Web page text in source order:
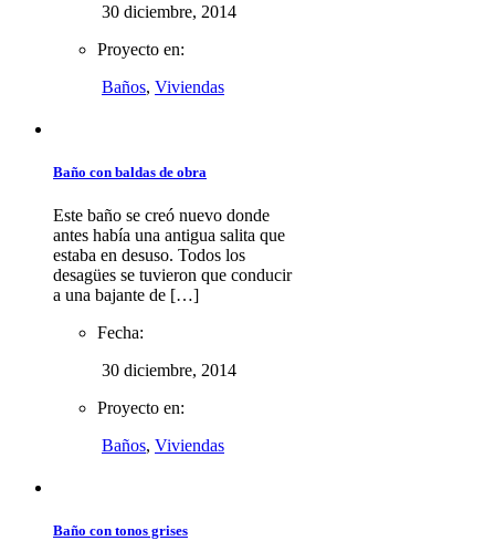
30 diciembre, 2014
Proyecto en:
Baños, Viviendas
Baño con baldas de obra
Este baño se creó nuevo donde
antes había una antigua salita que
estaba en desuso. Todos los
desagües se tuvieron que conducir
a una bajante de […]
Fecha:
30 diciembre, 2014
Proyecto en:
Baños, Viviendas
Baño con tonos grises